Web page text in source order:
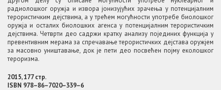
радиолошког оружја и извора јонизујућих зрачења у потенцијалним
терористичким дејствима, а у трећем могућности употребе биолошког
оружја и осталих биолошких агенса у потенцијалним терористичким
дејствима. Четврти део садржи кратку анализу појединих функција у
превентивним мерама за спречавање терористичких дејстава оружјем
за масовно уништавање, док је пети део посвећен појму еколошког
тероризма.
2015, 177 стр.
ISBN 978–86–7020–339–6